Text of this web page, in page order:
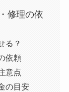
修理の依
る？
依頼
意点
の目安